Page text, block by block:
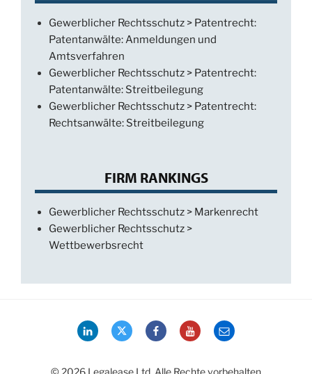
Gewerblicher Rechtsschutz > Patentrecht:
Patentanwälte: Anmeldungen und
Amtsverfahren
Gewerblicher Rechtsschutz > Patentrecht:
Patentanwälte: Streitbeilegung
Gewerblicher Rechtsschutz > Patentrecht:
Rechtsanwälte: Streitbeilegung
FIRM RANKINGS
Gewerblicher Rechtsschutz > Markenrecht
Gewerblicher Rechtsschutz >
Wettbewerbsrecht
LinkedInTwitter FacebookYouTubeEmail